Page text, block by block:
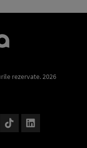
rezervate. 2026